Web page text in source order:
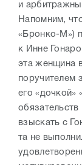
и
Напомним,
«Бронко-М»)
к Инне
эта женщина
поручителем
его
взыскать с
та не